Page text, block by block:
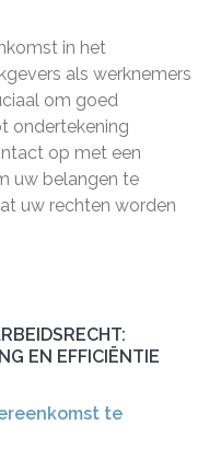
in het
als werknemers
om goed
ondertekening
op met een
uw belangen te
uw rechten worden
EN EFFICIËNTIE
te